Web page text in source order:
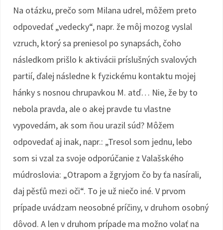
Na otázku, prečo som Milana udrel, môžem preto
odpovedať „vedecky“, napr. že môj mozog vyslal
vzruch, ktorý sa preniesol po synapsách, čoho
následkom prišlo k aktivácii príslušných svalových
partií, ďalej následne k fyzickému kontaktu mojej
hánky s nosnou chrupavkou M. atď… Nie, že by to
nebola pravda, ale o akej pravde tu vlastne
vypovedám, ak som ňou urazil súd? Môžem
odpovedať aj inak, napr.: „Tresol som jednu, lebo
som si vzal za svoje odporúčanie z Valašského
múdroslovia: „Otrapom a žgryjom čo by ťa nasírali,
daj pěsťů mezi oči“. To je už niečo iné. V prvom
prípade uvádzam neosobné príčiny, v druhom osobný
dôvod. A len v druhom prípade ma možno volať na